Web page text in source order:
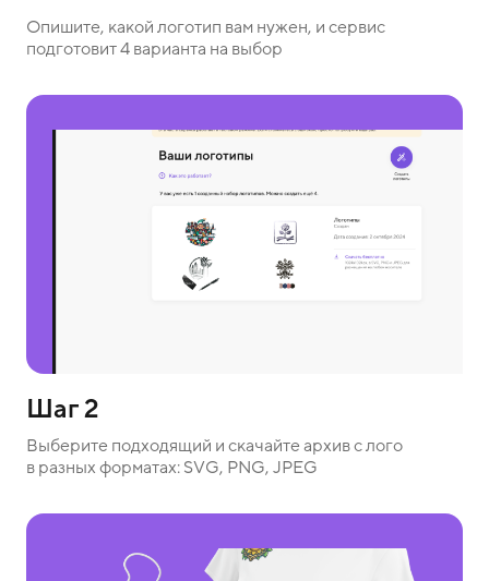
Опишите, какой логотип вам нужен, и сервис
подготовит 4 варианта на выбор
Шаг 2
Выберите подходящий и скачайте архив с лого
в разных форматах: SVG, PNG, JPEG